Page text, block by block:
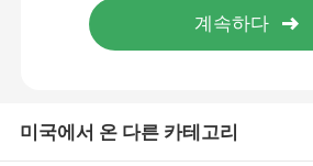
미국에서 온 다른 카테고리